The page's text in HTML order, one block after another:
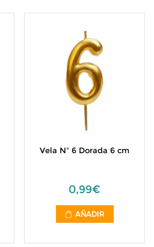
Vela Nº 6 Dorada 6 cm
0,99€
AÑADIR